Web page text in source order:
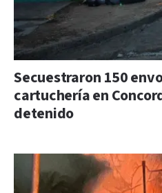
Secuestraron 150
cartuchería en
detenido